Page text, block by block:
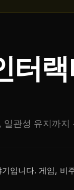
터
관성 유지까
입니다. 게임,